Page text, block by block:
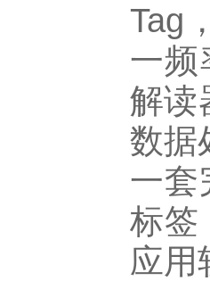
Tag
一频
解读
数据
一套
标签
应用